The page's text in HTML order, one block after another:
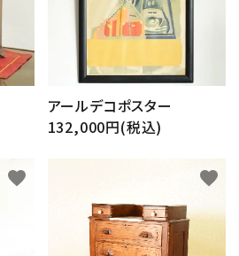
アールデコポスター
132,000円(税込)
favorite favorite